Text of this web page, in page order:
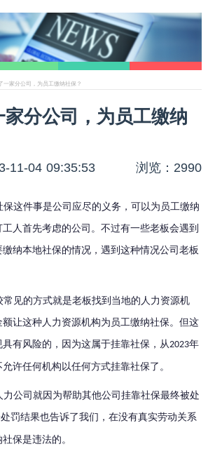
一家分公司，为员工缴纳社保？
分公司，为员工缴纳
11-04 09:35:53 浏览：2990
保这件事是公司应尽的义务，可以为员工缴纳
人首先考虑的公司。不过有一些老板会遇到
纳本地社保的情况，遇到这种情况公司老板
常见的方式就是老板找到当地的人力资源机
让这种人力资源机构为员工缴纳社保。但这
有风险的，因为这属于挂靠社保，从2023年
许任何机构以任何方式挂靠社保了。
力公司就因为帮助其他公司挂靠社保最终被处
罚结果也告诉了我们，在没有真实劳动关系
保是违法的。